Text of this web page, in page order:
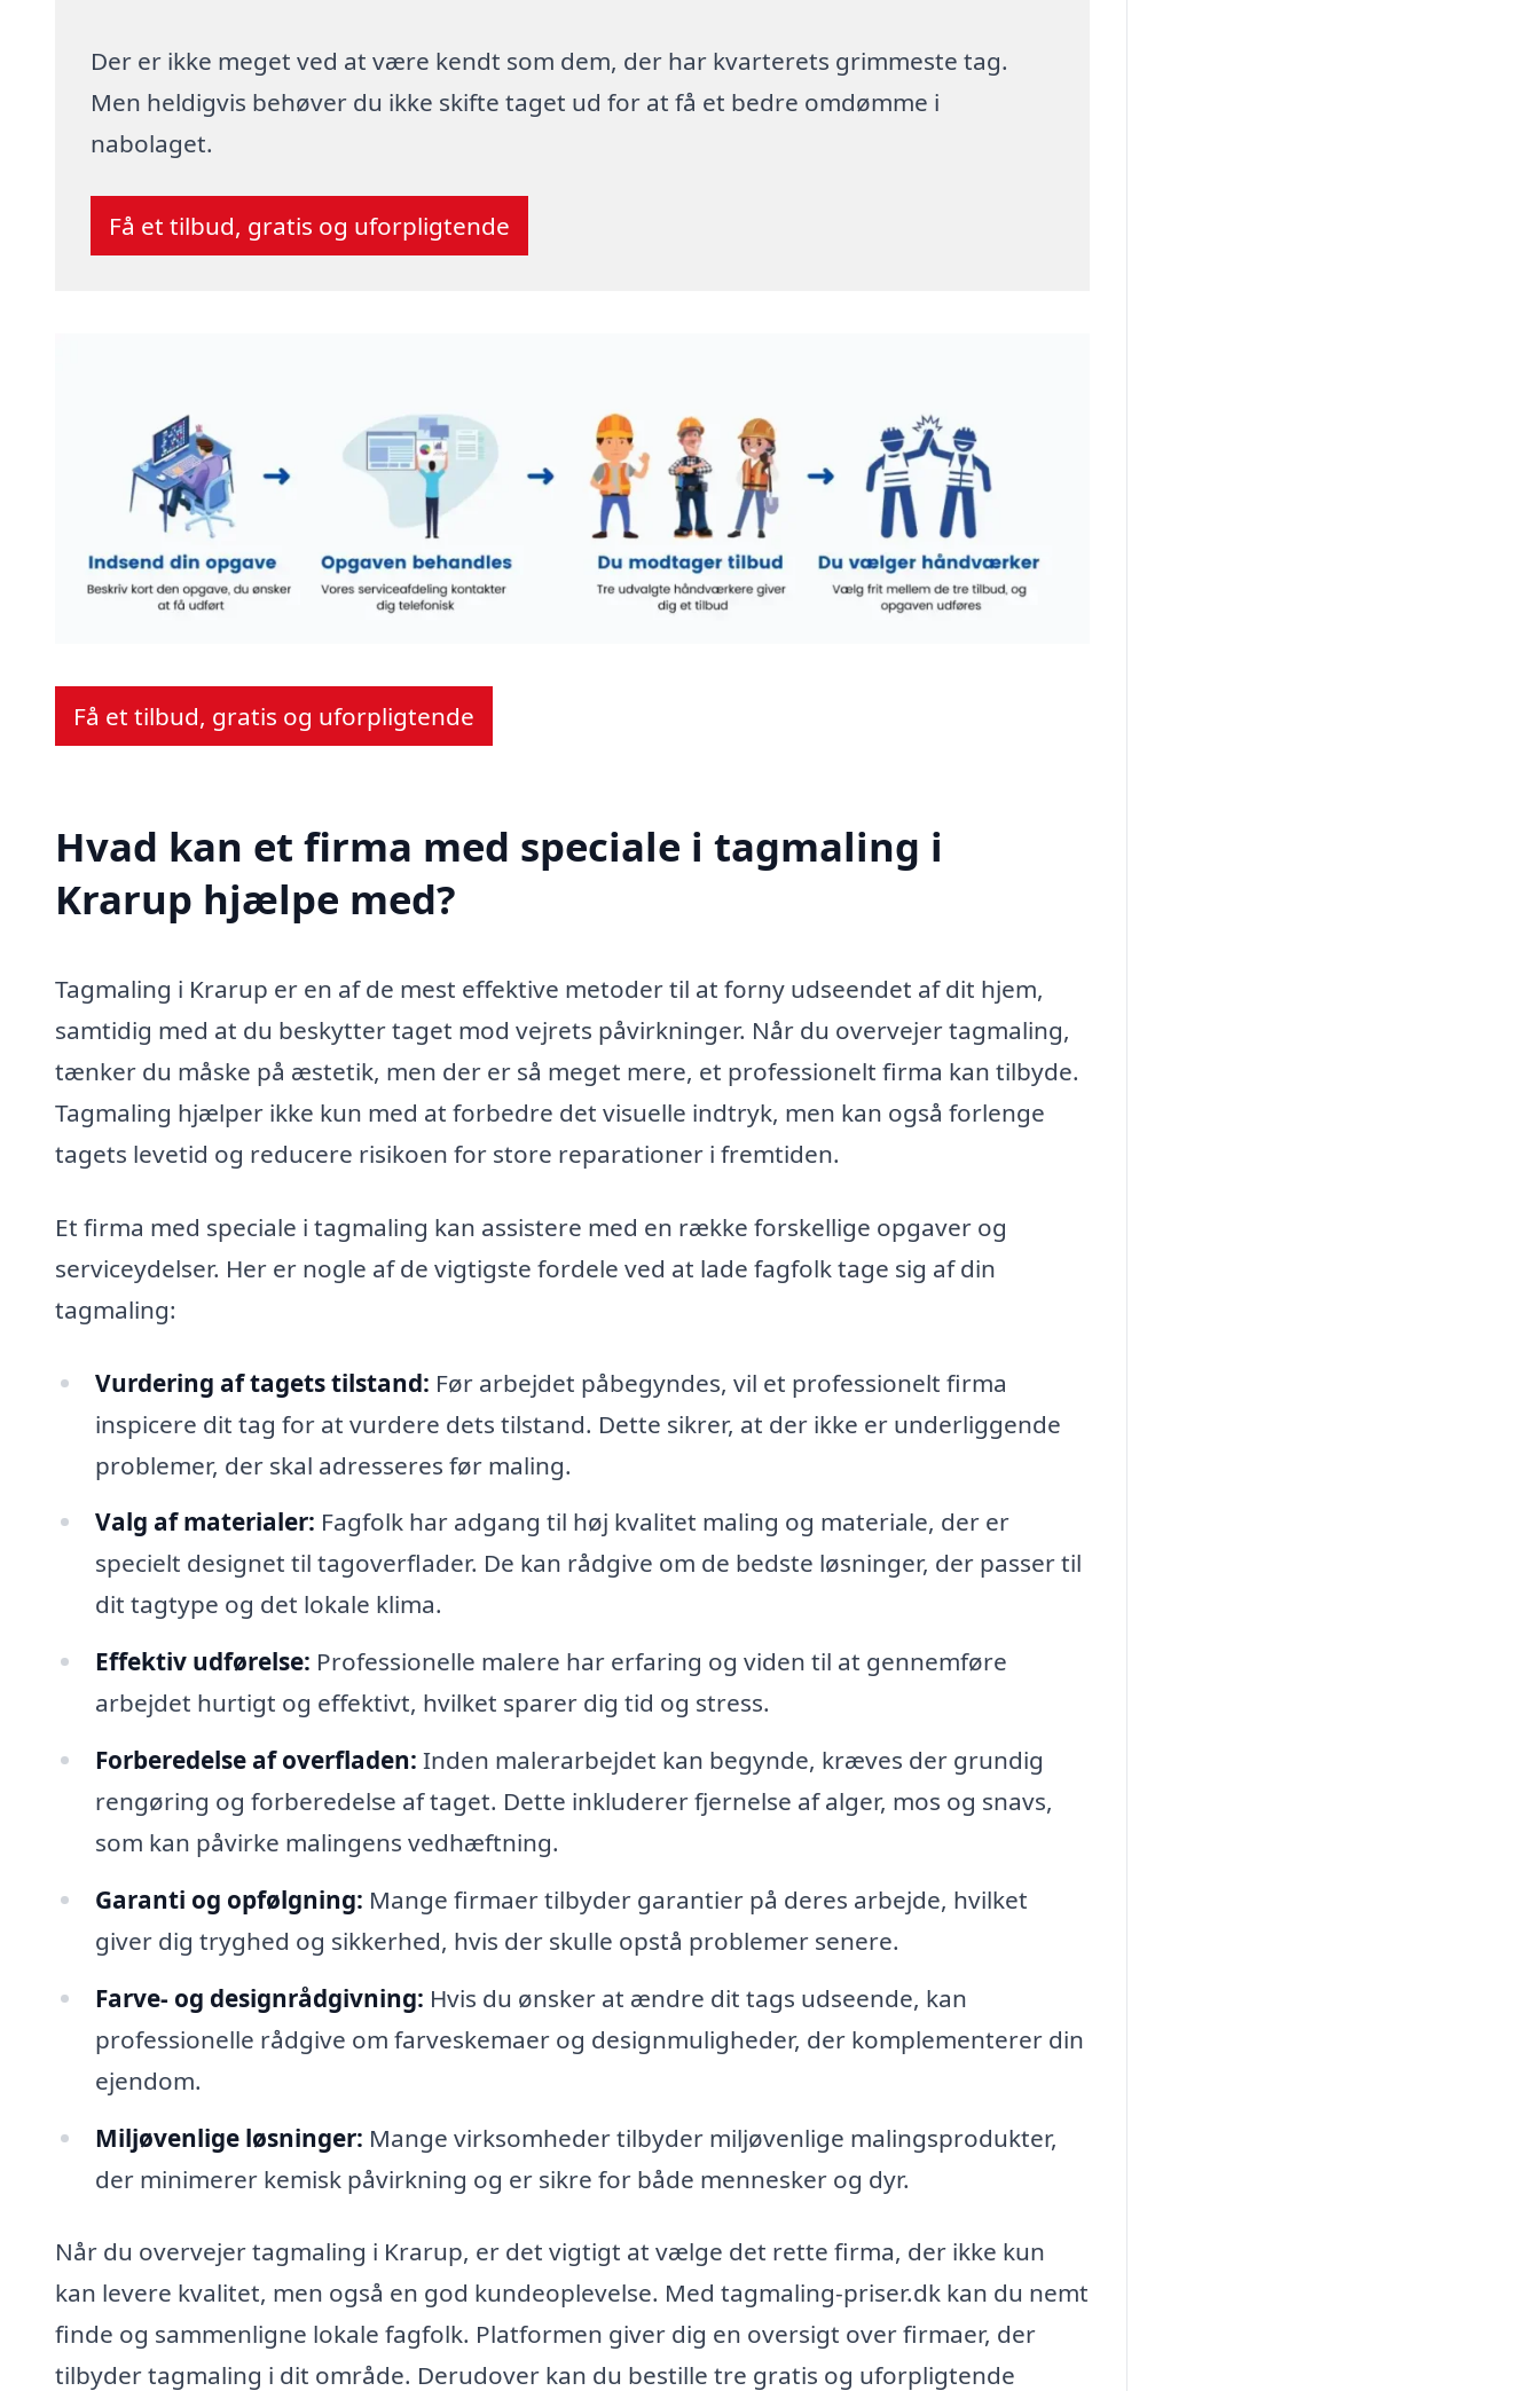
Der er ikke meget ved at være kendt som dem, der har kvarterets grimmeste tag.
Men heldigvis behøver du ikke skifte taget ud for at få et bedre omdømme i
nabolaget.
Få et tilbud, gratis og uforpligtende
Få et tilbud, gratis og uforpligtende
Hvad kan et firma med speciale i tagmaling i
Krarup hjælpe med?
Tagmaling i Krarup er en af de mest effektive metoder til at forny udseendet af dit hjem,
samtidig med at du beskytter taget mod vejrets påvirkninger. Når du overvejer tagmaling,
tænker du måske på æstetik, men der er så meget mere, et professionelt firma kan tilbyde.
Tagmaling hjælper ikke kun med at forbedre det visuelle indtryk, men kan også forlenge
tagets levetid og reducere risikoen for store reparationer i fremtiden.
Et firma med speciale i tagmaling kan assistere med en række forskellige opgaver og
serviceydelser. Her er nogle af de vigtigste fordele ved at lade fagfolk tage sig af din
tagmaling:
Vurdering af tagets tilstand: Før arbejdet påbegyndes, vil et professionelt firma
inspicere dit tag for at vurdere dets tilstand. Dette sikrer, at der ikke er underliggende
problemer, der skal adresseres før maling.
Valg af materialer: Fagfolk har adgang til høj kvalitet maling og materiale, der er
specielt designet til tagoverflader. De kan rådgive om de bedste løsninger, der passer til
dit tagtype og det lokale klima.
Effektiv udførelse: Professionelle malere har erfaring og viden til at gennemføre
arbejdet hurtigt og effektivt, hvilket sparer dig tid og stress.
Forberedelse af overfladen: Inden malerarbejdet kan begynde, kræves der grundig
rengøring og forberedelse af taget. Dette inkluderer fjernelse af alger, mos og snavs,
som kan påvirke malingens vedhæftning.
Garanti og opfølgning: Mange firmaer tilbyder garantier på deres arbejde, hvilket
giver dig tryghed og sikkerhed, hvis der skulle opstå problemer senere.
Farve- og designrådgivning: Hvis du ønsker at ændre dit tags udseende, kan
professionelle rådgive om farveskemaer og designmuligheder, der komplementerer din
ejendom.
Miljøvenlige løsninger: Mange virksomheder tilbyder miljøvenlige malingsprodukter,
der minimerer kemisk påvirkning og er sikre for både mennesker og dyr.
Når du overvejer tagmaling i Krarup, er det vigtigt at vælge det rette firma, der ikke kun
kan levere kvalitet, men også en god kundeoplevelse. Med tagmaling-priser.dk kan du nemt
finde og sammenligne lokale fagfolk. Platformen giver dig en oversigt over firmaer, der
tilbyder tagmaling i dit område. Derudover kan du bestille tre gratis og uforpligtende